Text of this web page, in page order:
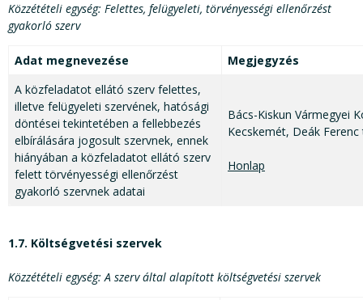
Közzétételi egység: Felettes, felügyeleti, törvényességi ellenőrzést
gyakorló szerv
Adat megnevezése
Megjegyzés
A közfeladatot ellátó szerv felettes,
illetve felügyeleti szervének, hatósági
döntései tekintetében a fellebbezés
elbírálására jogosult szervnek, ennek
hiányában a közfeladatot ellátó szerv
felett törvényességi ellenőrzést
gyakorló szervnek adatai
Bács-Kiskun Vármegyei
Kecskemét, Deák Ferenc
Honlap
1.7. Költségvetési szervek
Közzétételi egység: A szerv által alapított költségvetési szervek